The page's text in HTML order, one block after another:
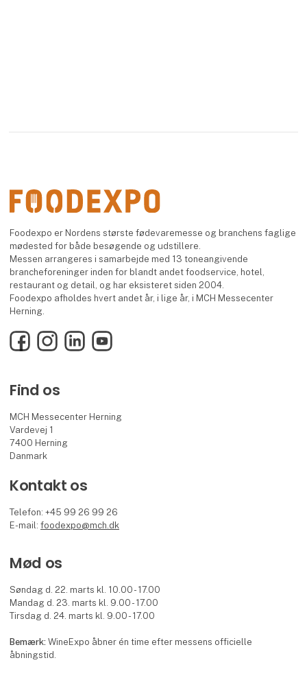
Foodexpo er Nordens største fødevaremesse og branchens faglige
mødested for både besøgende og udstillere.
Messen arrangeres i samarbejde med 13 toneangivende
brancheforeninger inden for blandt andet foodservice, hotel,
restaurant og detail, og har eksisteret siden 2004.
Foodexpo afholdes hvert andet år, i lige år, i MCH Messecenter
Herning.
FacebookInstagramLinkedInYouTube
Find os
MCH Messecenter Herning
Vardevej 1
7400 Herning
Danmark
Kontakt os
Telefon: +45 99 26 99 26
E-mail:foodexpo@mch.dk
Mød os
Søndag d. 22. marts kl. 10.00 - 17.00
Mandag d. 23. marts kl. 9.00 - 17.00
Tirsdag d. 24. marts kl. 9.00 - 17.00
Bemærk:WineExpo åbner én time efter messens officielle
åbningstid.